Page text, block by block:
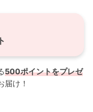
500ポイントをプレゼ
届け！